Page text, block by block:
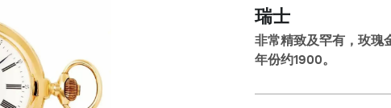
瑞士
非常精致及罕有，玫瑰
年份约1900。